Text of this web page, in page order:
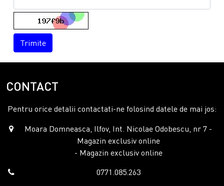
Trimite
CONTACT
Pentru orice detalii contactati-ne folosind datele de mai jos:
Moara Domneasca, Ilfov, Int. Nicolae Odobescu, nr 7 -
Magazin exclusiv online
- Magazin exclusiv online
0771.085.263